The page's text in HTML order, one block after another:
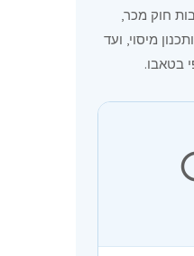
חוק מכר,
מיסוי, ועד
בטאבו.